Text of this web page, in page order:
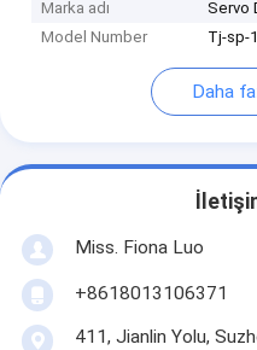
Marka adı
Servo
Model Number
Tj-sp-
Daha
Miss. Fiona Luo
+8618013106371
411, Jianlin Yolu,